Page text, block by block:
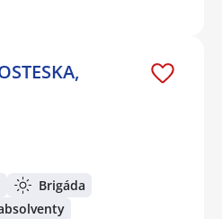
Brigáda